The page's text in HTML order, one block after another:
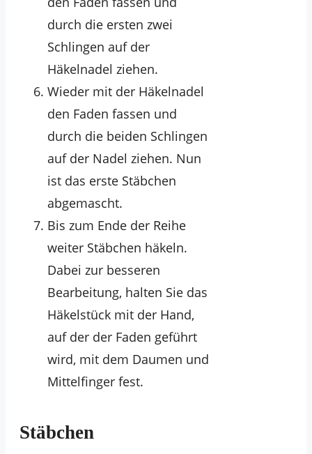
durch die ersten zwei
Schlingen auf der
Häkelnadel ziehen.
Wieder mit der Häkelnadel
den Faden fassen und
durch die beiden Schlingen
auf der Nadel ziehen. Nun
ist das erste Stäbchen
abgemascht.
Bis zum Ende der Reihe
weiter Stäbchen häkeln.
Dabei zur besseren
Bearbeitung, halten Sie das
Häkelstück mit der Hand,
auf der der Faden geführt
wird, mit dem Daumen und
Mittelfinger fest.
Stäbchen